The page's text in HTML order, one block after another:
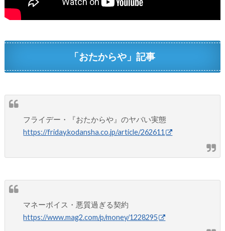
「おたからや」記事
フライデー・『おたからや』のヤバい実態
https://friday.kodansha.co.jp/article/262611
マネーボイス・悪質過ぎる契約
https://www.mag2.com/p/money/1228295